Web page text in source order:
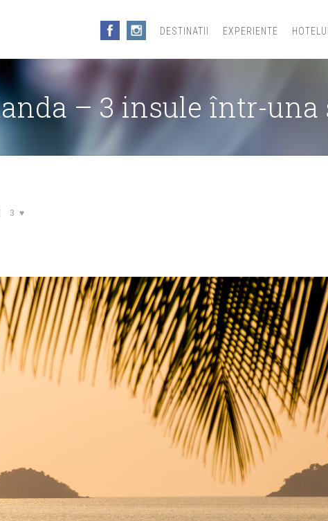
DESTINATII EXPERIENTE
– 3 insule într-una
3